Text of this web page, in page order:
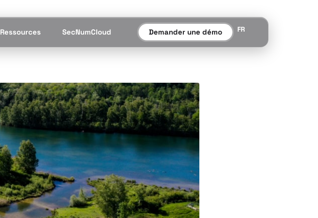
Ressources SecNumCloud Demander une démo FR